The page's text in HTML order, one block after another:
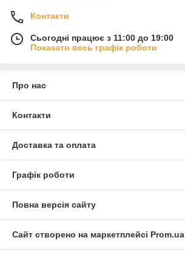
Контакти
Сьогодні працює з 11:00 до 19:00
Показати весь графік роботи
Про нас
Контакти
Доставка та оплата
Графік роботи
Повна версія сайту
Сайт створено на маркетплейсі Prom.ua